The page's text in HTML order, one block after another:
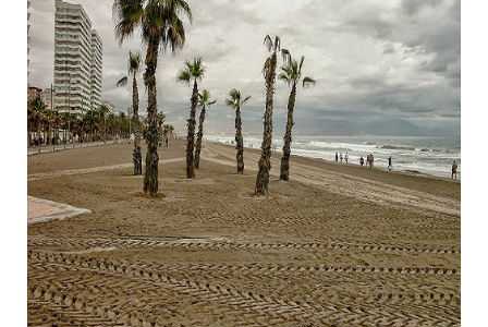
TURISMO
OPINIONES
BLOG
APARTAMENTOS